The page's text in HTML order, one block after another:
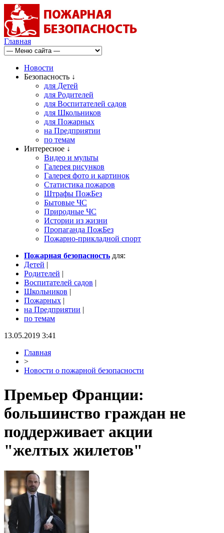
Главная
Новости
Безопасность ↓
для Детей
для Родителей
для Воспитателей садов
для Школьников
для Пожарных
на Предприятии
по темам
Интересное ↓
Видео и мульты
Галерея рисунков
Галерея фото и картинок
Статистика пожаров
Штрафы ПожБез
Бытовые ЧС
Природные ЧС
Истории из жизни
Пропаганда ПожБез
Пожарно-прикладной спорт
Пожарная безопасность для:
Детей |
Родителей |
Воспитателей садов |
Школьников |
Пожарных |
на Предприятии |
по темам
13.05.2019 3:41
Главная
>
Новости о пожарной безопасности
Премьер Франции:
большинство граждан не
поддерживает акции
"желтых жилетов"